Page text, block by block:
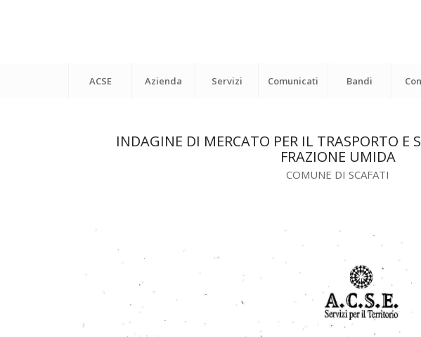
ACSE Azienda Servizi Comunicati Bandi
INDAGINE DI MERCATO PER IL TRASPORTO E
FRAZIONE UMIDA
COMUNE DI SCAFATI